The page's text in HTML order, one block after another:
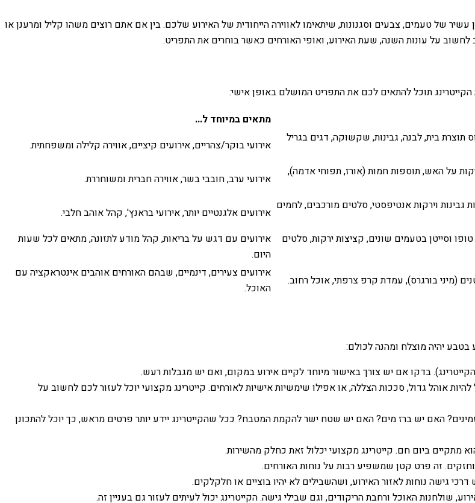
של טעמים, צבעים וסגנונות, שיתאימו לאווירה הייחודית של האירוע שלכם. בין אם אתם רוצים משהו קליל ומרענן או
על עונות השנה, שעת האירוע, ואופי האורחים כאשר בוחרים את התפריט.
תוכל להתאים לכם את התפריט המושלם באופן אישי:
מתאים במיוחד ל...
תוצרת בית, לבנה, גבינות, שקשוקה, דגים בגריל
אירועי בוקר/צהריים, אירועים קיציים, אווירה קלילה ומשפחתית.
על האש, תוספות חמות (אורז, תפוחי אדמה),
אירועי ערב, חובבי בשר, אווירה חברית ומשוחררת.
גבינות וירקות אנטיפסטי, סלטים מורכבים, לחמים
אירועים אלגנטיים יותר, אירועי בראנץ', קהל אוהב חלבי.
וסייטן בטעמים שונים, קציצות ירקות, סלטים
אירועים עם דגש על בריאות, קהל מודע לתזונה, מתאים לכל שעות
היום.
(מיני בורגרס), עמדת קרפ צרפתי, אוכל רחוב.
אירועים צעירים, דינמיים, שבהם האורחים אוהבים אינטראקציה עם
האוכל.
יהיה מוצלח ומהנה לכולם:
בדקו אם יש צורך באישור מיוחד לקיים אירוע במקום, ואם יש מגבלות רעש.
אוהל גדול, סככות הצללה, או אפילו שימשיות אישיות לאורחים. קייטרינג מקצועי יוכל לעזור לכם לחשוב על
האם יש ברז מים? האם יש שטח ישר להקמת המטבח? ככל שהקייטרינג יידע יותר פרטים מראש, כך יוכל להתכונן
מתקיים ביום חם. קייטרינג מקצועי יכלול זאת כחלק מהשירות.
זה פרט קטן שמשפיע רבות על נוחות האורחים.
גישה נוחות לאזור האירוע, ושהשבילים לא יהיו בוציים או חלקלקים.
האוכל ורחבת הריקודים, וגם שבילי גישה. הקייטרינג יכול לעיתים לעזור גם בעניין זה.